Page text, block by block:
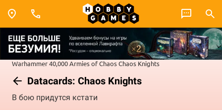
Warhammer 40,000Armies of ChaosChaos Knights
Datacards: Chaos Knights
В бою придутся кстати